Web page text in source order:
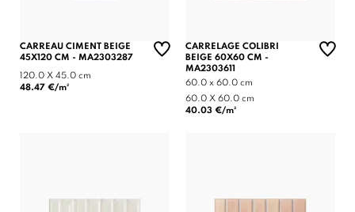
CARREAU CIMENT BEIGE
45X120 CM - MA2303287
120.0 X 45.0 cm
48.47 €/m²
CARRELAGE COLIBRI
BEIGE 60X60 CM -
MA2303611
60.0 x 60.0 cm
60.0 X 60.0 cm
40.03 €/m²